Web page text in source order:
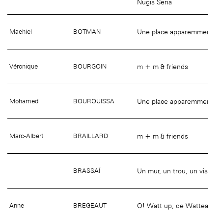
Nugis Seria
Machiel BOTMAN Une place apparemment
Véronique BOURGOIN m + m & friends
Mohamed BOUROUISSA Une place apparemment
Marc-Albert BRAILLARD m + m & friends
BRASSAÏ Un mur, un trou, un visage
Anne BREGEAUT O! Watt up, de Watteau